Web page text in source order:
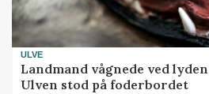
ULVE
Landmand vågnede ved
Ulven stod på foderbordet